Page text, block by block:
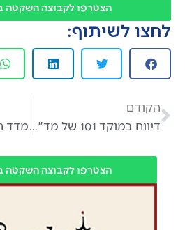
הצטרפו לקבוצה השקטה
לחצו לשיתוף:
הקודם
דיווח במוקד 101 של מד"א במרחב ירקון, על אופנוע שנפגע מרכב בכביש 554
הצטרפו לקבוצה השקטה